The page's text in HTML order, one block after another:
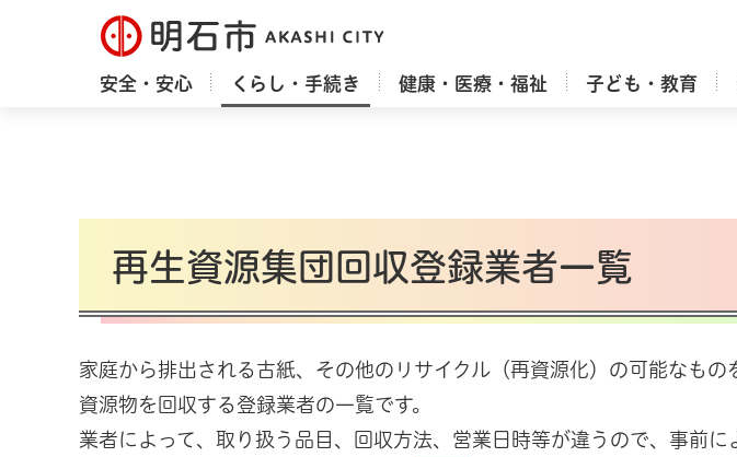
明石市
安全・安心 くらし・手続き 健康・医療・福祉 子ども・教育
再生資源集団回収登録業者一覧
家庭から排出される古紙、その他のリサイクル（再資源化）の可能なもの
資源物を回収する登録業者の一覧です。
業者によって、取り扱う品目、回収方法、営業日時等が違うので、事前に